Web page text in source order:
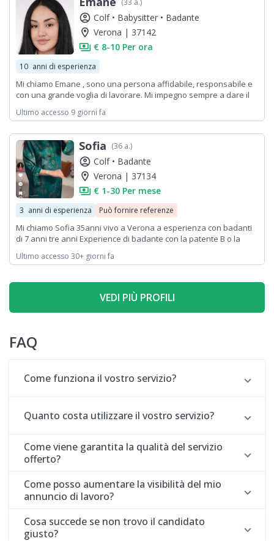
account_circle Colf • Babysitter • Badante
location_on Verona | 37142
payments € 8-10 Per ora
10 anni di esperienza
Mi chiamo Emane , sono una persona affidabile, responsabile e
con una grande voglia di lavorare. Mi impegno sempre a dare il
portare a termine i compiti con cura.
Ultimo accesso 9 giorni fa
Sofia (36 a.)
account_circle Colf • Badante
location_on Verona | 37134
payments € 1-30 Per mese
3 anni di esperienza Può fornire referenze
Mi chiamo Sofia 35anni vivo a Verona a esperienza con badanti
di 7 anni tre anni Experience di badante con la patente B o la
Ultimo accesso 30+ giorni fa
VEDI PIÙ PROFILI
FAQ
Come funziona il vostro servizio?
Quanto costa utilizzare il vostro servizio?
Come viene garantita la qualità del servizio
offerto?
Come posso aumentare la visibilità del mio
annuncio di lavoro?
Cosa succede se non trovo il candidato
giusto?